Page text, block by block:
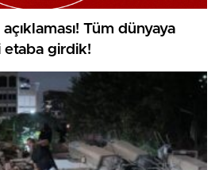
Tüm dünyaya
girdik!